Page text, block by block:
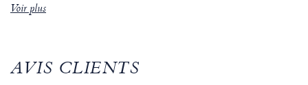
Voir plus
AVIS CLIENTS